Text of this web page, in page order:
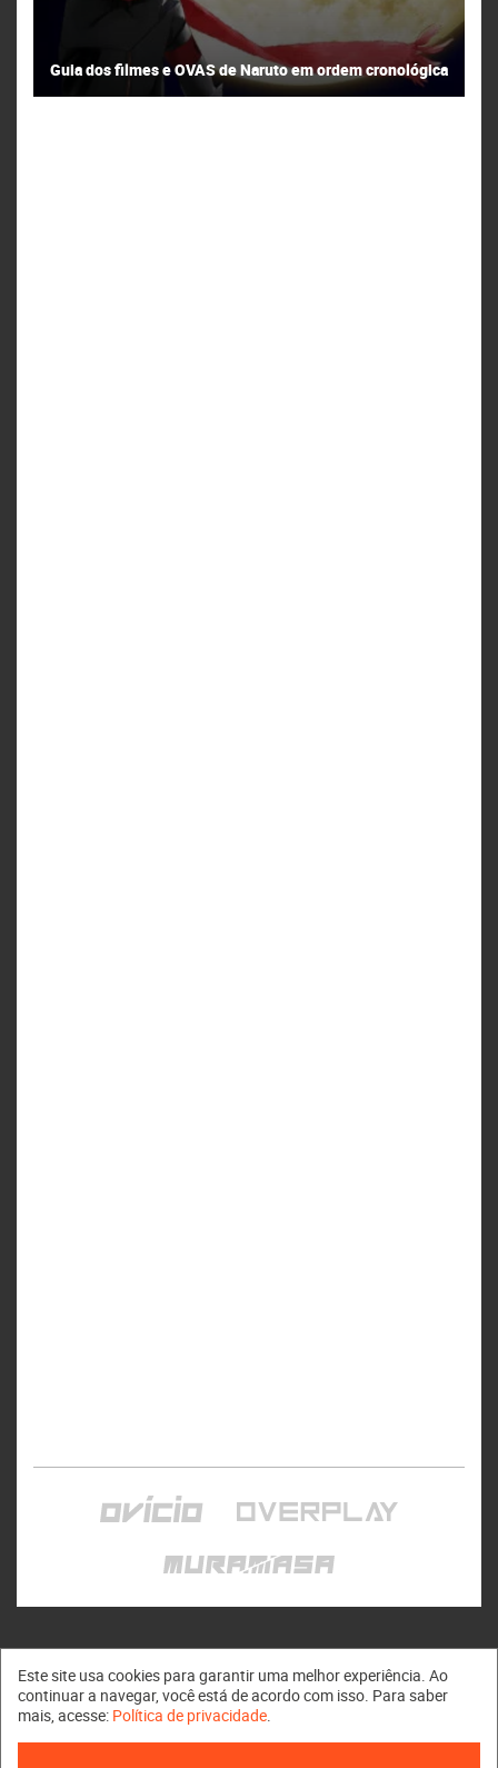
Guia dos filmes e OVAS de Naruto em ordem cronológica
Muramasa © 2011 - 2026
Este site usa cookies para garantir uma melhor experiência. Ao
continuar a navegar, você está de acordo com isso. Para saber
mais, acesse: Política de privacidade.